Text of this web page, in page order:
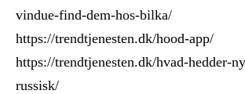
vindue-find-dem-hos-bilka/
https://trendtjenesten.dk/hood-app/
https://trendtjenesten.dk/hvad-hedder-
russisk/